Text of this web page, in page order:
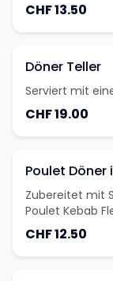
CHF 13.50
Döner Teller
Serviert mit
CHF 19.00
Poulet
Zubereitet mit
Poulet Kebab
Taschenbrot
CHF 12.50